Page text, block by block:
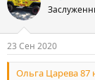
ц
и
23 Сен 2020
Ольга Царева 87